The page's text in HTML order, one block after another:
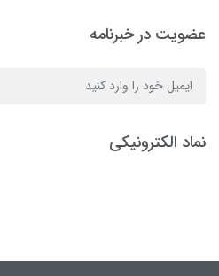
عضویت در خبرنامه
نماد الکترونیکی